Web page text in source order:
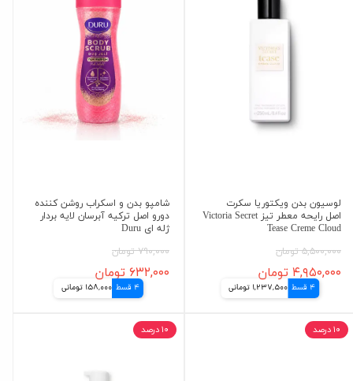
لوسیون بدن ویکتوریا سکرت
اصل رایحه معطر تیز Victoria Secret
Tease Creme Cloud
۵,۵۰۰,۰۰۰ تومان
۴,۹۵۰,۰۰۰ تومان
4 قسط 1,237,500 تومانی
شامپو بدن و اسکراب روشن کننده
دورو اصل ترکیه آبرسان لایه بردار
ژله ای Duru
۷۹۰,۰۰۰ تومان
۶۳۲,۰۰۰ تومان
4 قسط 158,000 تومانی
۱۰ درصد ۱۰ درصد